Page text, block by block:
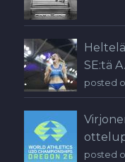
SE:tä
posted
posted